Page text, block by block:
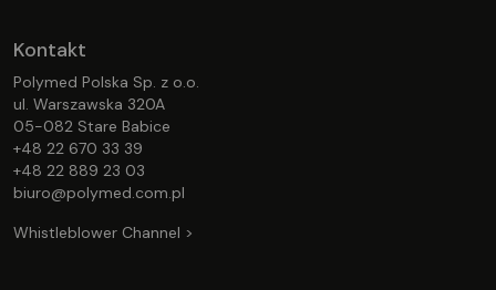
Kontakt
Polymed Polska Sp. z o.o.
ul. Warszawska 320A
05-082 Stare Babice
+48 22 670 33 39
+48 22 889 23 03
biuro@polymed.com.pl
Whistleblower Channel >